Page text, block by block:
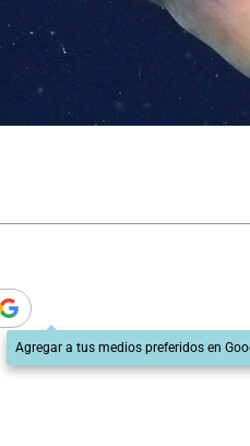
Agregar a tus medios preferidos en